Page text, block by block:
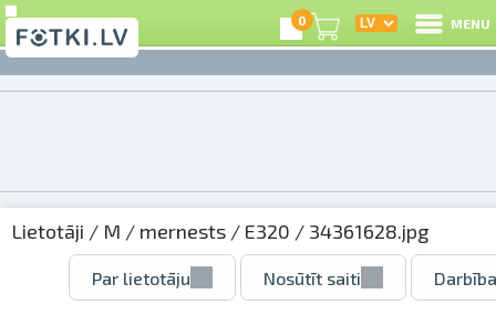
0 MENU
Lietotāji / M / mernests / E320 / 34361628.jpg
Par lietotāju Nosūtīt saiti